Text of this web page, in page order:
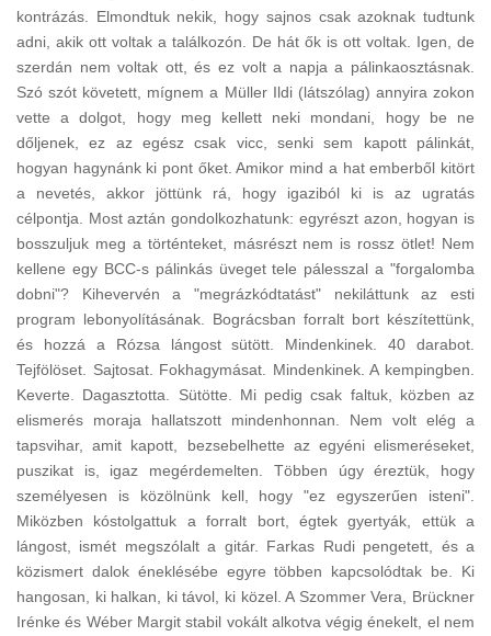
kontrázás. Elmondtuk nekik, hogy sajnos csak azoknak tudtunk
adni, akik ott voltak a találkozón. De hát ők is ott voltak. Igen, de
szerdán nem voltak ott, és ez volt a napja a pálinkaosztásnak.
Szó szót követett, mígnem a Müller Ildi (látszólag) annyira zokon
vette a dolgot, hogy meg kellett neki mondani, hogy be ne
dőljenek, ez az egész csak vicc, senki sem kapott pálinkát,
hogyan hagynánk ki pont őket. Amikor mind a hat emberből kitört
a nevetés, akkor jöttünk rá, hogy igaziból ki is az ugratás
célpontja. Most aztán gondolkozhatunk: egyrészt azon, hogyan is
bosszuljuk meg a történteket, másrészt nem is rossz ötlet! Nem
kellene egy BCC-s pálinkás üveget tele pálesszal a "forgalomba
dobni"? Kihevervén a "megrázkódtatást" nekiláttunk az esti
program lebonyolításának. Bográcsban forralt bort készítettünk,
és hozzá a Rózsa lángost sütött. Mindenkinek. 40 darabot.
Tejfölöset. Sajtosat. Fokhagymásat. Mindenkinek. A kempingben.
Keverte. Dagasztotta. Sütötte. Mi pedig csak faltuk, közben az
elismerés moraja hallatszott mindenhonnan. Nem volt elég a
tapsvihar, amit kapott, bezsebelhette az egyéni elismeréseket,
puszikat is, igaz megérdemelten. Többen úgy éreztük, hogy
személyesen is közölnünk kell, hogy "ez egyszerűen isteni".
Miközben kóstolgattuk a forralt bort, égtek gyertyák, ettük a
lángost, ismét megszólalt a gitár. Farkas Rudi pengetett, és a
közismert dalok éneklésébe egyre többen kapcsolódtak be. Ki
hangosan, ki halkan, ki távol, ki közel. A Szommer Vera, Brückner
Irénke és Wéber Margit stabil vokált alkotva végig énekelt, el nem